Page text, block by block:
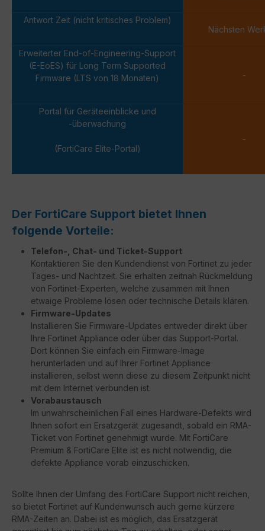
Antwort Zeit (nicht kritisches Problem)
Nächsten
Erweiterter End-of-Engineering-Support
(E-EoES) für Long Term Supported
Firmware (LTS von 18 Monaten)
-
Portal für Geräteeinblicke und
-überwachung
(FortiCare Elite-Portal)
-
Der FortiCare Support bietet Ihnen
folgende Vorteile:
Telefon-, Chat- und Ticket-Support
Kontaktieren Sie den Kundendienst von Fortinet zu jeder
Tages- und Nachtzeit. Sie erhalten zeitnah Rückmeldung
von Fortinet-Experten, welche zusammen mit Ihnen
etwaige Probleme lösen oder technische Details klären.
Firmware-Updates
Installieren Sie Firmware-Updates entweder direkt über
Ihre Fortinet Appliance oder über das Support-Portal.
Dort können Sie einfach ein Firmware-Image
herunterladen und auf Ihrer Fortinet Appliance
installieren, selbst wenn diese zu diesem Zeitpunkt nicht
mit dem Internet verbunden ist.
Vorabaustausch
Im unwahrscheinlichen Fall eines Hardware-Defekts wird
Ihnen sofort ein Ersatzgerät zugesandt, sobald ein RMA-
Ticket von Fortinet genehmigt wurde. Mit FortiCare
Premium & FortiCare Elite ist es nicht notwendig, die
defekte Appliance vorab einzuschicken.
Sollte Ihnen der Umfang des FortiCare Support nicht reichen,
so bietet Fortinet auf Kundenwunsch auch gerne kürzere
RMA-Zeiten an. Dabei ist es möglich, das Ersatzgerät